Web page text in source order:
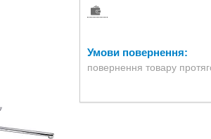
повернення товару